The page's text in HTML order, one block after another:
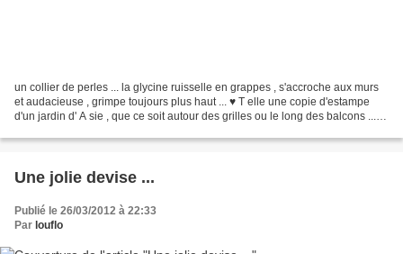
un collier de perles ... la glycine ruisselle en grappes , s'accroche aux murs
et audacieuse , grimpe toujours plus haut ... ♥ T elle une copie d'estampe
d'un jardin d' A sie , que ce soit autour des grilles ou le long des balcons ...
Une jolie devise ...
Publié le 26/03/2012 à 22:33
Par louflo